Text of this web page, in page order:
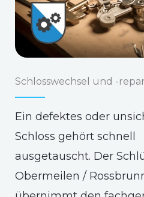
Schlosswechsel und -
Ein defektes oder
Schloss gehört schnell
ausgetauscht. Der
Obermeilen /